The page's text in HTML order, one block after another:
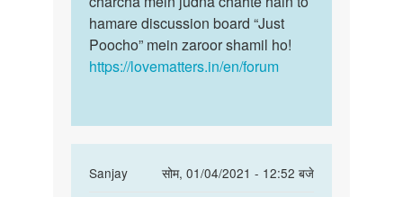
hamare discussion board “Just
Poocho” mein zaroor shamil ho!
https://lovematters.in/en/forum
Sanjay
सोम, 01/04/2021 - 12:52 बजे
In